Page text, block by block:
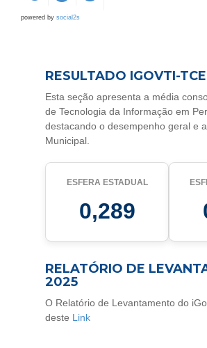
powered by social2s
RESULTADO IGOVTI-
Esta seção apresenta a média
de Tecnologia da Informação em
destacando o desempenho geral e
Municipal.
ESFERA ESTADUAL
0,289
RELATÓRIO DE
2025
O Relatório de Levantamento do
deste Link